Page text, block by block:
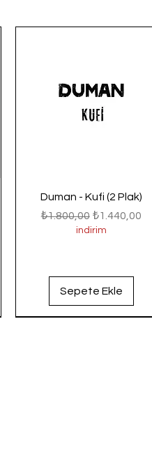
Duman - Kufi (2 Plak)
Normal Fiyat
₺1.800,00 İndirimli Fiyat
₺1.440,00
indirim
Sepete Ekle